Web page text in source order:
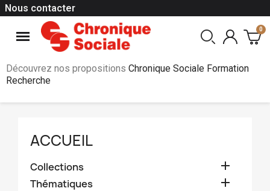
Nous contacter
Découvrez nos propositions Chronique Sociale Formation
Recherche
ACCUEIL
Collections 
Thématiques 